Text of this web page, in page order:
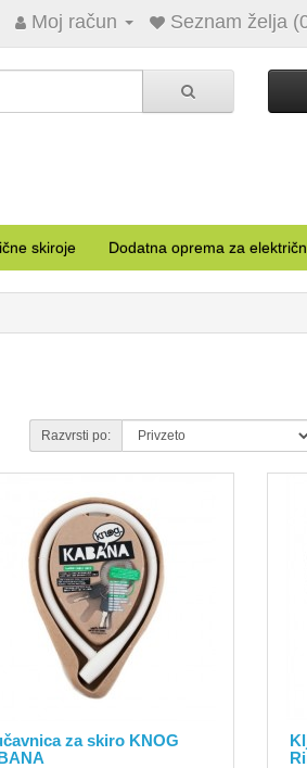
Moj račun Seznam želja
skiroje Dodatna oprema za
Razvrsti po:
za skiro KNOG